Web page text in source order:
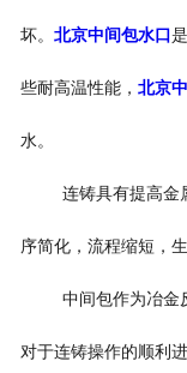
坏。 北京中间包水口
些耐高温性能， 北京
水。
连铸具有提高金
序简化，流程缩短，
中间包作为冶金
对于连铸操作的顺利